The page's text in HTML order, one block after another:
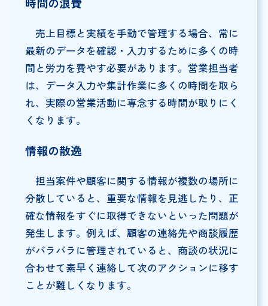
売上目標と実績を手動で管理する場合、常に
最新のデータを確認・入力するために多くの時
間と労力を費やす必要があります。営業担当者
は、データ入力や集計作業に多くの時間を取ら
れ、実際の営業活動に専念する時間が取りにく
くなります。
情報の散逸
担当案件や顧客に関する情報が複数の場所に
分散していると、重要な情報を見逃したり、正
確な情報をすぐに取得できないといった問題が
発生します。例えば、顧客の連絡先や商談履歴
がバラバラに管理されていると、商談の状況に
合わせて素早く連絡して次のアクションに移す
ことが難しくなります。